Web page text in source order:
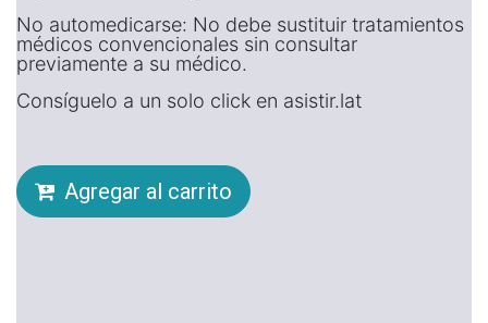
No automedicarse: No debe sustituir tratamientos
médicos convencionales sin consultar
previamente a su médico.
Consíguelo a un solo click en asistir.lat
Agregar al carrito